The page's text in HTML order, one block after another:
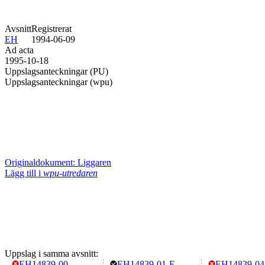
Avsnitt
EH
Registrerat
1994-06-09
Ad acta
1995-10-18
Uppslagsanteckningar (PU)
Uppslagsanteckningar (wpu)
Originaldokument: Liggaren
Lägg till i wpu-utredaren
Uppslag i samma avsnitt: